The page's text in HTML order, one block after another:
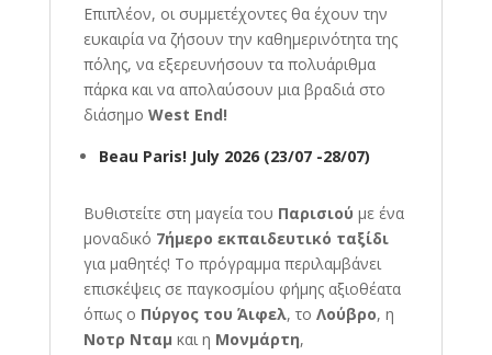
Επιπλέον, οι συμμετέχοντες θα έχουν την
ευκαιρία να ζήσουν την καθημερινότητα της
πόλης, να εξερευνήσουν τα πολυάριθμα
πάρκα και να απολαύσουν μια βραδιά στο
διάσημο West End!
Beau Paris! July 2026 (23/07 -28/07)
Βυθιστείτε στη μαγεία του Παρισιού με ένα
μοναδικό 7ήμερο εκπαιδευτικό ταξίδι
για μαθητές! Το πρόγραμμα περιλαμβάνει
επισκέψεις σε παγκοσμίου φήμης αξιοθέατα
όπως ο Πύργος του Άιφελ, το Λούβρο, η
Νοτρ Νταμ και η Μονμάρτη,